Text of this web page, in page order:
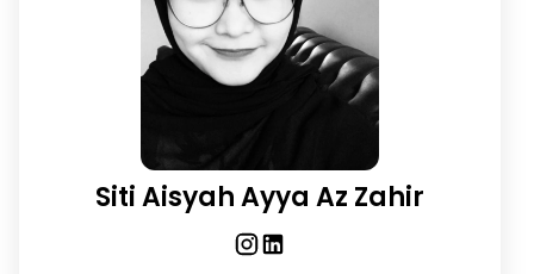
Siti Aisyah Ayya Az Zahir